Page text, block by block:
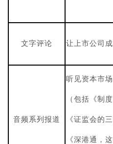
文字评论 让上市公司
音频系列报道
听见资本市
（包括《制
《证监会的
《深港通，